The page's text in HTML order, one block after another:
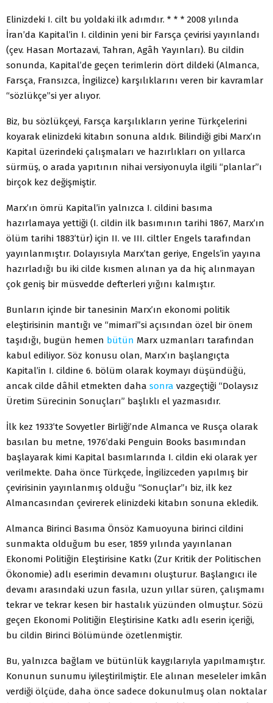
Elinizdeki I. cilt bu yoldaki ilk adımdır. * * * 2008 yılında
İran’da Kapital’in I. cildinin yeni bir Farsça çevirisi yayınlandı
(çev. Hasan Mortazavi, Tahran, Agâh Yayınları). Bu cildin
sonunda, Kapital’de geçen terimlerin dört dildeki (Almanca,
Farsça, Fransızca, İngilizce) karşılıklarını veren bir kavramlar
“sözlükçe”si yer alıyor.
Biz, bu sözlükçeyi, Farsça karşılıkların yerine Türkçelerini
koyarak elinizdeki kitabın sonuna aldık. Bilindiği gibi Marx’ın
Kapital üzerindeki çalışmaları ve hazırlıkları on yıllarca
sürmüş, o arada yapıtının nihai versiyonuyla ilgili “planlar”ı
birçok kez değişmiştir.
Marx’ın ömrü Kapital’in yalnızca I. cildini basıma
hazırlamaya yettiği (I. cildin ilk basımının tarihi 1867, Marx’ın
ölüm tarihi 1883’tür) için II. ve III. ciltler Engels tarafından
yayınlanmıştır. Dolayısıyla Marx’tan geriye, Engels’in yayına
hazırladığı bu iki cilde kısmen alınan ya da hiç alınmayan
çok geniş bir müsvedde defterleri yığını kalmıştır.
Bunların içinde bir tanesinin Marx’ın ekonomi politik
eleştirisinin mantığı ve “mimari”si açısından özel bir önem
taşıdığı, bugün hemen bütün Marx uzmanları tarafından
kabul ediliyor. Söz konusu olan, Marx’ın başlangıçta
Kapital’in I. cildine 6. bölüm olarak koymayı düşündüğü,
ancak cilde dâhil etmekten daha sonra vazgeçtiği “Dolaysız
Üretim Sürecinin Sonuçları” başlıklı el yazmasıdır.
İlk kez 1933’te Sovyetler Birliği’nde Almanca ve Rusça olarak
basılan bu metne, 1976’daki Penguin Books basımından
başlayarak kimi Kapital basımlarında I. cildin eki olarak yer
verilmekte. Daha önce Türkçede, İngilizceden yapılmış bir
çevirisinin yayınlanmış olduğu “Sonuçlar”ı biz, ilk kez
Almancasından çevirerek elinizdeki kitabın sonuna ekledik.
Almanca Birinci Basıma Önsöz Kamuoyuna birinci cildini
sunmakta olduğum bu eser, 1859 yılında yayınlanan
Ekonomi Politiğin Eleştirisine Katkı (Zur Kritik der Politischen
Ökonomie) adlı eserimin devamını oluşturur. Başlangıcı ile
devamı arasındaki uzun fasıla, uzun yıllar süren, çalışmamı
tekrar ve tekrar kesen bir hastalık yüzünden olmuştur. Sözü
geçen Ekonomi Politiğin Eleştirisine Katkı adlı eserin içeriği,
bu cildin Birinci Bölümünde özetlenmiştir.
Bu, yalnızca bağlam ve bütünlük kaygılarıyla yapılmamıştır.
Konunun sunumu iyileştirilmiştir. Ele alınan meseleler imkân
verdiği ölçüde, daha önce sadece dokunulmuş olan noktalar